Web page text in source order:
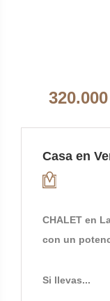
Casa en
CHALET en
con un
Si llevas...